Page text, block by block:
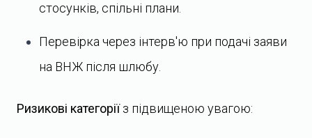
стосунків, спільні плани.
Перевірка через інтерв'ю при подачі заяви
на ВНЖ після шлюбу.
Ризикові категоріїз підвищеною увагою: